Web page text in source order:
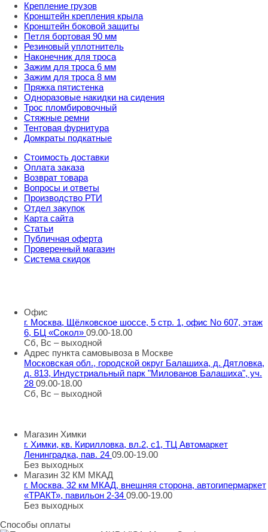
Крепление грузов
Кронштейн крепления крыла
Кронштейн боковой защиты
Петля бортовая 90 мм
Резиновый уплотнитель
Наконечник для троса
Зажим для троса 6 мм
Зажим для троса 8 мм
Пряжка пятистенка
Одноразовые накидки на сидения
Трос пломбировочный
Стяжные ремни
Тентовая фурнитура
Домкраты подкатные
Стоимость доставки
Оплата заказа
Возврат товара
Вопросы и ответы
Производство РТИ
Отдел закупок
Карта сайта
Статьи
Публичная оферта
Проверенный магазин
Система скидок
Офис
г. Москва, Щёлковское шоссе, 5 стр. 1, офис No 607, этаж
6, БЦ «Сокол» 09.00-18.00
Сб, Вс – выходной
Адрес пункта самовывоза в Москве
Московская обл., городской округ Балашиха, д. Дятловка,
д. 813, Индустриальный парк "Милованов Балашиха", уч.
28 09.00-18.00
Сб, Вс – выходной
Магазин Химки
г. Химки, кв. Кирилловка, вл.2, с1, ТЦ Автомаркет
Ленинградка, пав. 24 09.00-19.00
Без выходных
Магазин 32 КМ МКАД
г. Москва, 32 км МКАД, внешняя сторона, автогипермаркет
«ТРАКТ», павильон 2-34 09.00-19.00
Без выходных
Способы оплаты